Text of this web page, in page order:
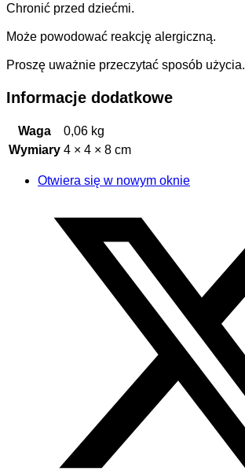
Chronić przed dziećmi.
Może powodować reakcję alergiczną.
Proszę uważnie przeczytać sposób użycia.
Informacje dodatkowe
Waga
0,06 kg
Wymiary 4 × 4 × 8 cm
Otwiera się w nowym oknie